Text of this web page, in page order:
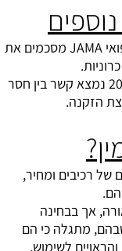
· שני מאמרים שפורסמו בכתב העת הרפואי JAMA מסכמים את
· בסקירת מאמרים משנת 1966 ועד 2002 נמצא קשר בין חסר
של רכיבים ומחיר,
אך בבחינה
מתגלה כי הם
לשימוש.